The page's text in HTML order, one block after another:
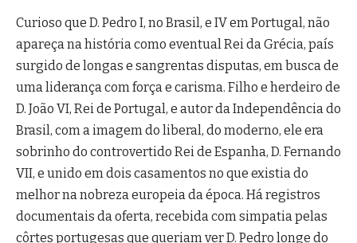
Curioso que D. Pedro I, no Brasil, e IV em Portugal, não
apareça na história como eventual Rei da Grécia, país
surgido de longas e sangrentas disputas, em busca de
uma liderança com força e carisma. Filho e herdeiro de
D. João VI, Rei de Portugal, e autor da Independência do
Brasil, com a imagem do liberal, do moderno, ele era
sobrinho do controvertido Rei de Espanha, D. Fernando
VII, e unido em dois casamentos no que existia do
melhor na nobreza europeia da época. Há registros
documentais da oferta, recebida com simpatia pelas
côrtes portugesas que queriam ver D. Pedro longe do